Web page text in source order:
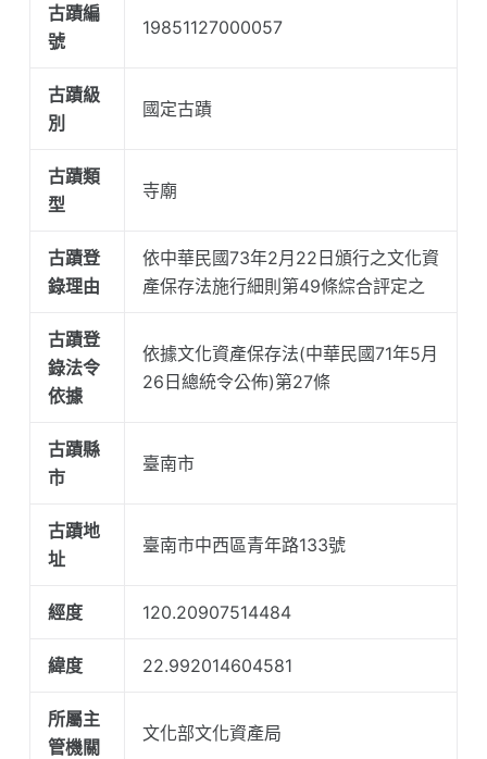
古蹟編
號
19851127000057
古蹟級
別
國定古蹟
古蹟類
型
寺廟
古蹟登
錄理由
依中華民國73年2月22日頒行之文化資
產保存法施行細則第49條綜合評定之
古蹟登
錄法令
依據
依據文化資產保存法(中華民國71年5月
26日總統令公佈)第27條
古蹟縣
市
臺南市
古蹟地
址
臺南市中西區青年路133號
經度 120.20907514484
緯度 22.992014604581
所屬主
管機關
文化部文化資產局